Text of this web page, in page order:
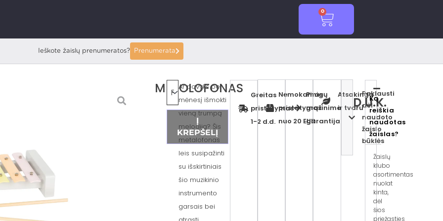
0
Cart
Ieškote žaislų prenumeratos? Prenumerata
METOLOFONAS
Į
KREPŠELĮ
Ar pavyks per
mėnesį išmokti
vieną trumpą
melodiją? Šis
metalofonas
leis susipažinti
su išskirtiniais
šio muzikinio
instrumento
garsais bei
Greitas
pristatymas
1-2 d.d.
Nemokamas
pristatymas
nuo 20 EUR
Pinigų
grąžinimo
garantija
Atsakinga
ir tvaru
Paklausti
dėl
naudoto
žaislo
būklės
D.U.K.
Ką
reiškia
naudotas
žaislas?
Žaislų
klubo
asortimentas
nuolat
kinta,
dėl
šios
priežasties